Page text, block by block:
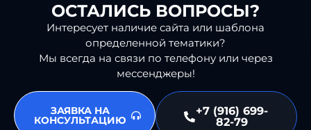
ОСТАЛИСЬ ВОПРОСЫ?
Интересует наличие сайта или шаблона
определенной тематики?
Мы всегда на связи по телефону или через
мессенджеры!
ЗАЯВКА НА
КОНСУЛЬТАЦИЮ
+7 (916) 699-
82-79